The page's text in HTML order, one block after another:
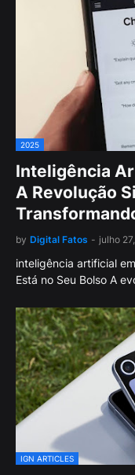
2025
Inteligência
A Revolução
by Digital Fatos - julho
inteligência artificial
Está no Seu Bolso A
IGN ARTICLES